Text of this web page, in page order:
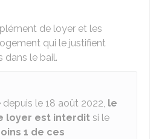
de loyer et les
qui le justifient
dans le bail.
depuis le 18 août 2022, le
loyer est interdit si le
1 de ces